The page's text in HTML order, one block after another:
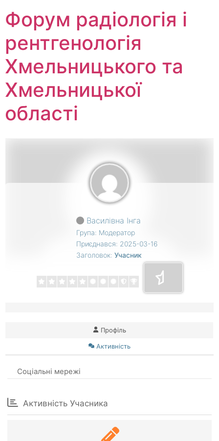
до
вмісту
Форум радіологія і
рентгенологія
Хмельницького та
Хмельницької
області
Василівна Інга
Група: Модератор
Приєднався: 2025-03-16
Заголовок: Учасник
Профіль
Активність
Соціальні мережі
Активність Учасника